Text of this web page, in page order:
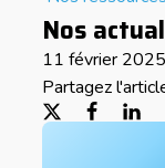
Nos
11 février 2025
Partagez